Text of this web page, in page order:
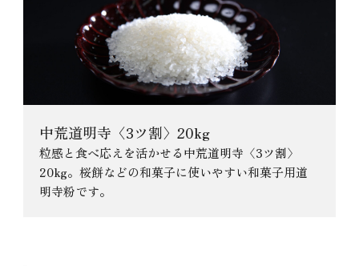
中荒道明寺〈3ツ割〉20kg
粒感と食べ応えを活かせる中荒道明寺〈3ツ割〉
20kg。桜餅などの和菓子に使いやすい和菓子用道
明寺粉です。